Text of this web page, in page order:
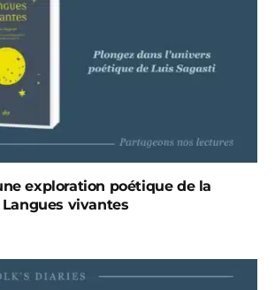
exploration poétique de la
vivantes